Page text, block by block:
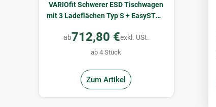
VARIOfit Schwerer ESD Tischwagen
mit 3 Ladeflächen Typ S + EasySTOP
ab712,80 €exkl. USt.
ab 4 Stück
Zum Artikel